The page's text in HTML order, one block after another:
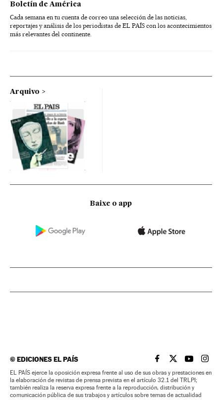
Boletín de América
Cada semana en tu cuenta de correo una selección de las noticias,
reportajes y análisis de los periodistas de EL PAÍS con los acontecimientos
más relevantes del continente.
Arquivo
Baixe o app
©EDICIONES EL PAÍS EL PAÍS BRASIL EN
EL PAÍSEL PAÍS
EL
EL PAÍS ejerce la oposición expresa frente al uso de sus obras y prestaciones en
la elaboración de revistas de prensa prevista en el artículo 32.1 del TRLPI;
también realiza la reserva expresa frente a la reproducción, distribución y
comunicación pública de sus trabajos y artículos sobre temas de actualidad